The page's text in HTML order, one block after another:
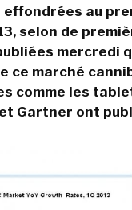
au
selon de
mercredi
ce marché
comme les
Gartner ont